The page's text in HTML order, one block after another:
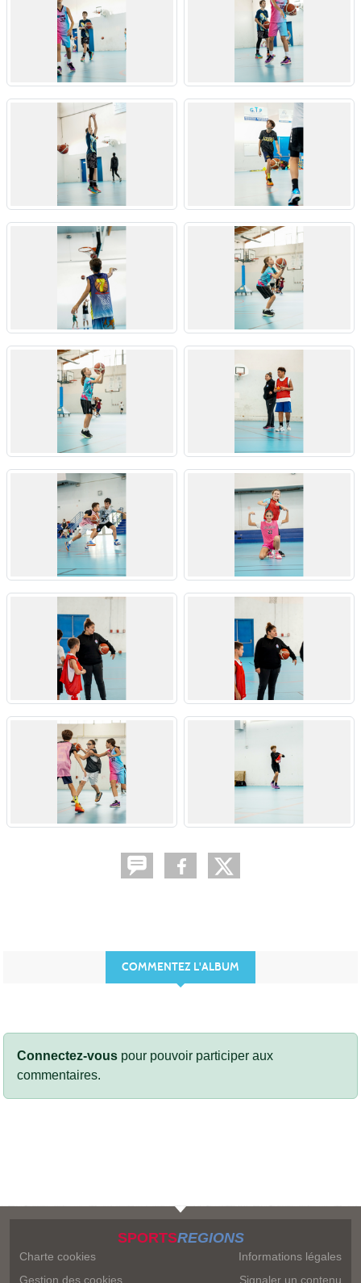
COMMENTEZ L'ALBUM
Connectez-vous pour pouvoir participer aux
commentaires.
SPORTSREGIONS
Charte cookies
Gestion des cookies
Informations légales
Signaler un contenu